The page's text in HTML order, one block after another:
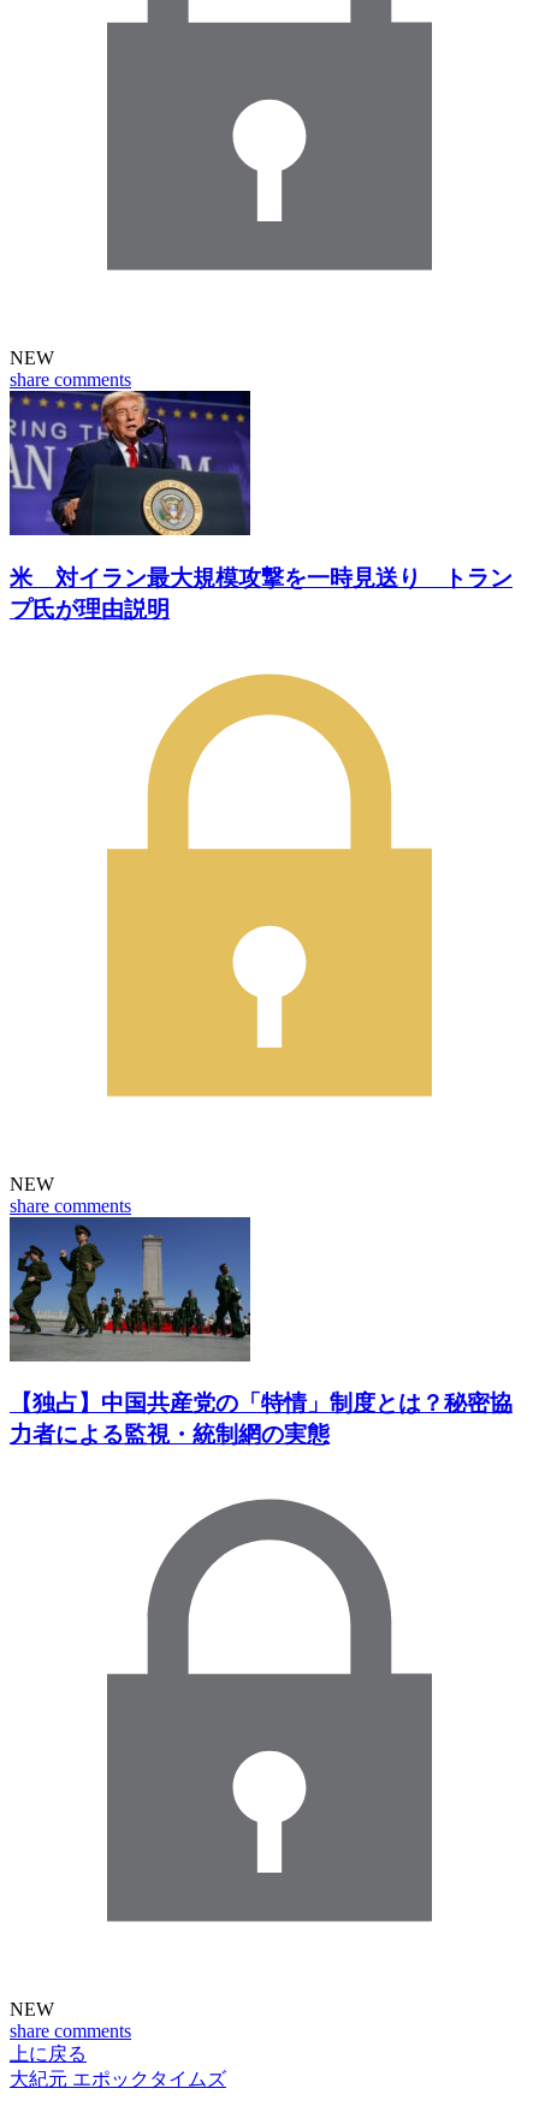
NEW
share comments
米 対イラン最大規模攻撃を一時見送り トラン
プ氏が理由説明
NEW
share comments
【独占】中国共産党の「特情」制度とは？秘密協
力者による監視・統制網の実態
NEW
share comments
上に戻る
大紀元 エポックタイムズ